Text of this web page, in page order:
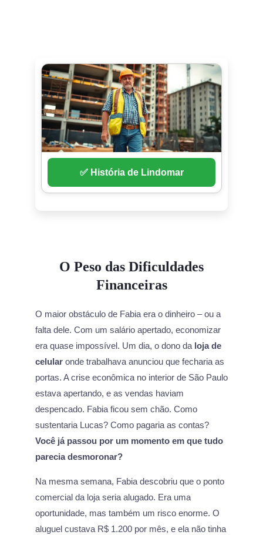
✅ História de Lindomar
O Peso das Dificuldades
Financeiras
O maior obstáculo de Fabia era o dinheiro – ou a
falta dele. Com um salário apertado, economizar
era quase impossível. Um dia, o dono da loja de
celular onde trabalhava anunciou que fecharia as
portas. A crise econômica no interior de São Paulo
estava apertando, e as vendas haviam
despencado. Fabia ficou sem chão. Como
sustentaria Lucas? Como pagaria as contas?
Você já passou por um momento em que tudo
parecia desmoronar?
Na mesma semana, Fabia descobriu que o ponto
comercial da loja seria alugado. Era uma
oportunidade, mas também um risco enorme. O
aluguel custava R$ 1.200 por mês, e ela não tinha